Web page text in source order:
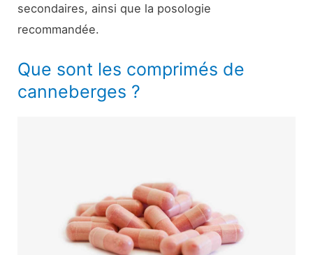
secondaires, ainsi que la posologie
recommandée.
Que sont les comprimés de
canneberges ?